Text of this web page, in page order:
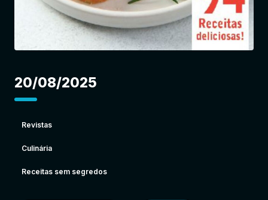
20/08/2025
Revistas
Culinária
Receitas sem segredos